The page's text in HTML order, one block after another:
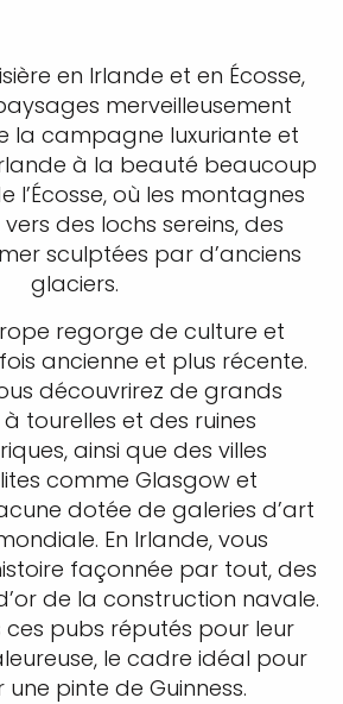
en Irlande et en Écosse,
merveilleusement
la campagne luxuriante et
à la beauté beaucoup
l’Écosse, où les montagnes
des lochs sereins, des
sculptées par d’anciens
glaciers.
regorge de culture et
ancienne et plus récente.
découvrirez de grands
tourelles et des ruines
ainsi que des villes
comme Glasgow et
dotée de galeries d’art
En Irlande, vous
façonnée par tout, des
de la construction navale.
ces pubs réputés pour leur
le cadre idéal pour
pinte de Guinness.